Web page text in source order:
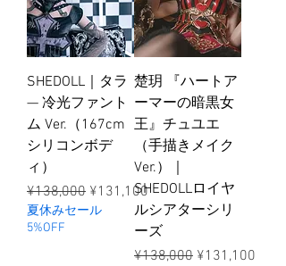
SHEDOLL｜タラ
— 冷光ファント
ム Ver.（167cm
シリコンボデ
ィ）
ราคาปกติ
¥138,000 ราคาขายลด
¥131,100
夏休みセール
5%OFF
楚玥 『ハートア
ーマーの暗黒女
王』チュユエ
（手描きメイク
Ver.）｜
SHEDOLLロイヤ
ルシアターシリ
ーズ
ราคาปกติ
¥138,000 ราคาขายลด
¥131,100